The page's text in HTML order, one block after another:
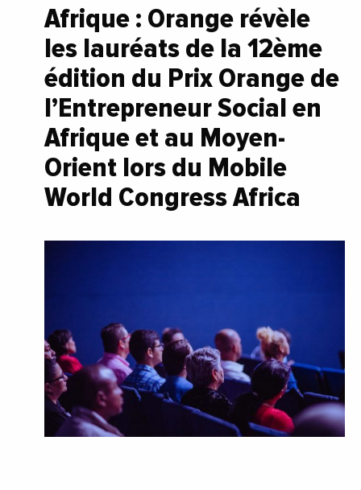
Afrique : Orange révèle
les lauréats de la 12ème
édition du Prix Orange de
l’Entrepreneur Social en
Afrique et au Moyen-
Orient lors du Mobile
World Congress Africa